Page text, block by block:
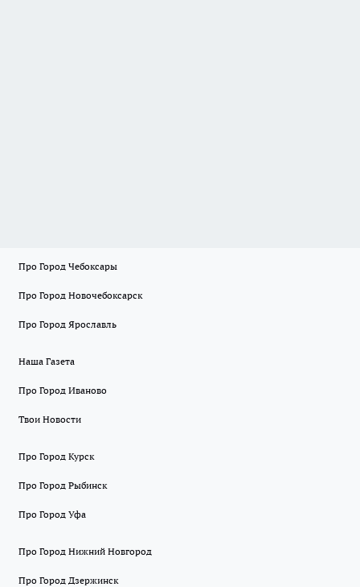
Про Город Чебоксары
Про Город Новочебоксарск
Про Город Ярославль
Наша Газета
Про Город Иваново
Твои Новости
Про Город Курск
Про Город Рыбинск
Про Город Уфа
Про Город Нижний Новгород
Про Город Дзержинск